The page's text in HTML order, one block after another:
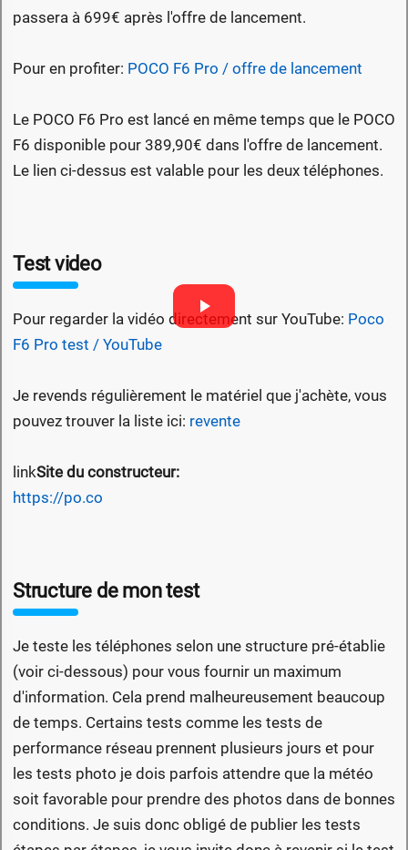
passera à 699€ après l'offre de lancement.
Pour en profiter: POCO F6 Pro / offre de lancement
Le POCO F6 Pro est lancé en même temps que le POCO
F6 disponible pour 389,90€ dans l'offre de lancement.
Le lien ci-dessus est valable pour les deux téléphones.
Test video
Pour regarder la vidéo directement sur YouTube: Poco
F6 Pro test / YouTube
Je revends régulièrement le matériel que j'achète, vous
pouvez trouver la liste ici: revente
linkSite du constructeur:
https://po.co
Structure de mon test
Je teste les téléphones selon une structure pré-établie
(voir ci-dessous) pour vous fournir un maximum
d'information. Cela prend malheureusement beaucoup
de temps. Certains tests comme les tests de
performance réseau prennent plusieurs jours et pour
les tests photo je dois parfois attendre que la météo
soit favorable pour prendre des photos dans de bonnes
conditions. Je suis donc obligé de publier les tests